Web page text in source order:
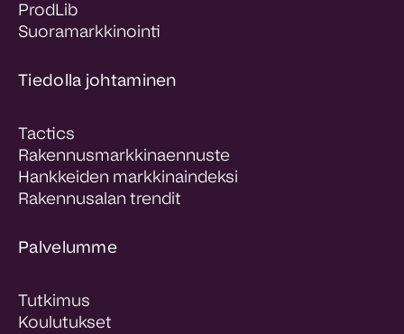
ProdLib
Suoramarkkinointi
Tiedolla johtaminen
Tactics
Rakennusmarkkinaennuste
Hankkeiden markkinaindeksi
Rakennusalan trendit
Palvelumme
Tutkimus
Koulutukset